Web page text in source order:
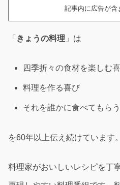
記事内に広告が含
「 きょうの料理 」は
四季折々の食材を楽しむ
料理を作る喜び
それを誰かに食べてもら
を60年以上伝え続けています。
料理家がおいしいレシピを丁